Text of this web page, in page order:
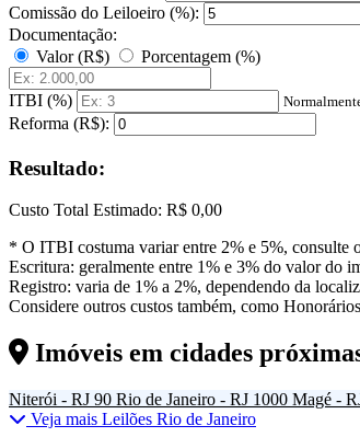
Comissão do Leiloeiro (%):
Documentação:
Valor (R$)
Porcentagem (%)
ITBI (%)
Reforma (R$):
Resultado:
Custo Total Estimado: R$ 0,00
* O ITBI costuma variar entre 2% e 5%, consulte
Escritura: geralmente entre 1% e 3% do valor do
Registro: varia de 1% a 2%, dependendo da
Considere outros custos também, como
Imóveis em cidades
Niterói - RJ 90 Rio de Janeiro - RJ 1000 Magé -
Veja mais Leilões Rio de Janeiro